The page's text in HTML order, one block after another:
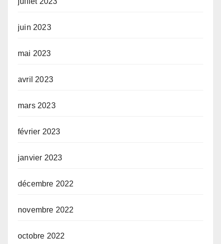
juin 2023
mai 2023
avril 2023
mars 2023
février 2023
janvier 2023
décembre 2022
novembre 2022
octobre 2022